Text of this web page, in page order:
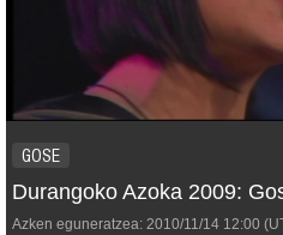
GOSE
Durangoko Azoka 2009:
Azken eguneratzea: 2010/11/14 12:00